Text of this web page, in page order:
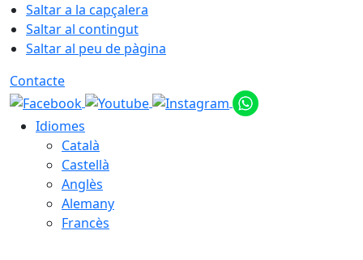
Saltar a la capçalera
Saltar al contingut
Saltar al peu de pàgina
Contacte
Idiomes
Català
Castellà
Anglès
Alemany
Francès